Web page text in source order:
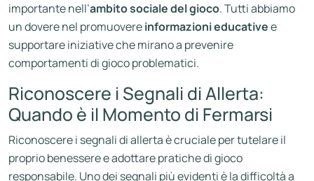
importante nell’ambito sociale del gioco. Tutti abbiamo
un dovere nel promuovereinformazioni educativee
supportare iniziative che mirano a prevenire
comportamenti di gioco problematici.
Riconoscere i Segnali di Allerta:
Quando è il Momento di Fermarsi
Riconoscere i segnali di allerta è cruciale per tutelare il
proprio benessere e adottare pratiche di gioco
responsabile. Uno dei segnali più evidenti è la difficoltà a